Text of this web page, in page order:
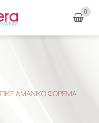
0
ΠΙΚΕ ΑΜΑΝΙΚΟ ΦΟΡΕΜΑ